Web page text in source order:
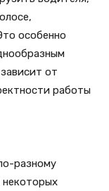
особенно
от
работы
разному